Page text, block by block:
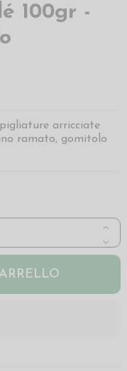
100gr -
arricciate
ramato, gomitolo